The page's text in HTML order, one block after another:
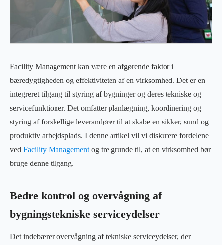
Facility Management kan være en afgørende faktor i
bæredygtigheden og effektiviteten af ​​en virksomhed. Det er en
integreret tilgang til styring af bygninger og deres tekniske og
servicefunktioner. Det omfatter planlægning, koordinering og
styring af forskellige leverandører til at skabe en sikker, sund og
produktiv arbejdsplads. I denne artikel vil vi diskutere fordelene
ved Facility Management og tre grunde til, at en virksomhed bør
bruge denne tilgang.
Bedre kontrol og overvågning af
bygningstekniske serviceydelser
Det indebærer overvågning af tekniske serviceydelser, der